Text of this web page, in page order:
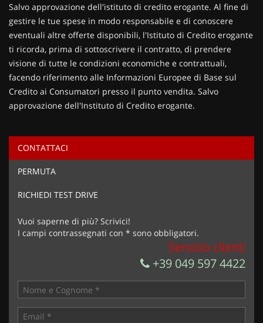
Ho letto e accettol'informativa privacy*
Acconsento al trattamento dei miei dati per finalità di
Invia la tua richiesta
Salvo approvazione dell'istituto di credito erogante. Al fine di
gestire le tue spese in modo responsabile e di conoscere
eventuali altre offerte disponibili, l'Istituto di Credito erogante
ti ricorda, prima di sottoscrivere il contratto, di prendere
visione di tutte le condizioni economiche e contrattuali,
facendo riferimento alle Informazioni Europee di Base sul
Credito ai Consumatori presso il punto vendita. Salvo
approvazione dell'Instituto di Credito erogante.
CONTATTACI
PERMUTA
RICHIEDI TEST DRIVE
Vuoi saperne di più? Scrivici!
I campi contrassegnati con * sono obbligatori.
Servizio clienti
+39 049 597 4422